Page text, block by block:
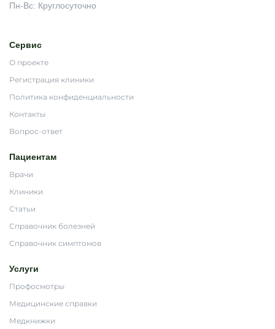
Сервис
О проекте
Регистрация клиники
Политика конфиденциальности
Контакты
Вопрос-ответ
Пациентам
Врачи
Клиники
Статьи
Справочник болезней
Справочник симптомов
Услуги
Профосмотры
Медицинские справки
Медкнижки
Пн-Вс: Круглосуточно